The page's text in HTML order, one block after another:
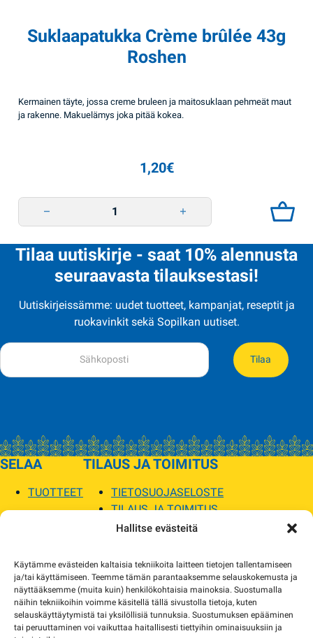
Hallitse evästeitä
Käytämme evästeiden kaltaisia tekniikoita laitteen tietojen tallentamiseen
ja/tai käyttämiseen. Teemme tämän parantaaksemme selauskokemusta ja
näyttääksemme (muita kuin) henkilökohtaisia mainoksia. Suostumalla
näihin tekniikoihin voimme käsitellä tällä sivustolla tietoja, kuten
selauskäyttäytymistä tai yksilöllisiä tunnuksia. Suostumuksen epääminen
tai peruuttaminen voi vaikuttaa haitallisesti tiettyihin ominaisuuksiin ja
Suklaapatukka Crème brûlée 43g
Roshen
Kermainen täyte, jossa creme bruleen ja maitosuklaan pehmeät maut
ja rakenne. Makuelämys joka pitää kokea.
1,20€
Suklaapatukka Crème brûlée 43g Roshen quantity
Tilaa uutiskirje - saat 10% alennusta
seuraavasta tilauksestasi!
Uutiskirjeissämme: uudet tuotteet, kampanjat, reseptit ja
ruokavinkit sekä Sopilkan uutiset.
Tilaa
SELAA
TUOTTEET
TILAUS JA TOIMITUS
TIETOSUOJASELOSTE
TILAUS JA TOIMITUS
TOIMITUSEHDOT
MYYMÄLÄT JA YHTEYSTIEDOT
USEIN KYSYTYT
AJANKOHTAISTA